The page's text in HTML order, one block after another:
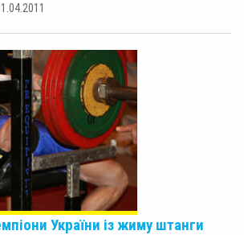
України із жиму штанги